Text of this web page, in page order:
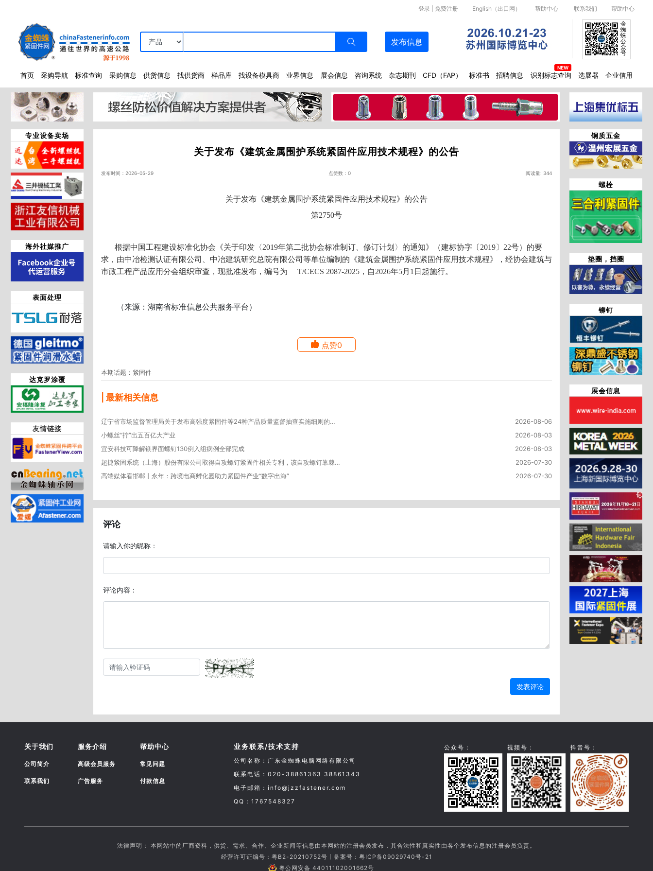
English（出口网） 帮助中心 联系我们 帮助中心
登录 免费注册
发布信息
首页 采购导航 标准查询 采购信息 供货信息 找供货商 样品库 找设备模具商 业界信息 展会信息 咨询系统 杂志期刊 CFD（FAP） 标准书 招聘信息 识别标志查询 选展器 企业信用
金
蜘
蛛
公
众
号
专业设备卖场
海外社媒推广
表面处理
达克罗涂覆
友情链接
铜质五金
螺栓
垫圈，挡圈
铆钉
展会信息
关于发布《建筑金属围护系统紧固件应用技术规程》的公告
发布时间：2026-05-29 点赞数：0 阅读量: 344
关于发布《建筑金属围护系统紧固件应用技术规程》的公告
第2750号
根据中国工程建设标准化协会《关于印发〈2019年第二批协会标准制订、修订计划〉的通知》（建标协字〔2019〕22号）的要
求，由中冶检测认证有限公司、中冶建筑研究总院有限公司等单位编制的《建筑金属围护系统紧固件应用技术规程》，经协会建筑与
市政工程产品应用分会组织审查，现批准发布，编号为 T/CECS 2087-2025，自2026年5月1日起施行。
（来源：湖南省标准信息公共服务平台）
点赞0
本期话题：紧固件
| 最新相关信息
辽宁省市场监督管理局关于发布高强度紧固件等24种产品质量监督抽查实施细则的通告
2026-08-06
小螺丝“拧”出五百亿大产业
2026-08-03
宜安科技可降解镁界面螺钉130例入组病例全部完成
2026-08-03
超捷紧固系统（上海）股份有限公司取得自攻螺钉紧固件相关专利，该自攻螺钉靠棘齿提升防松防脱安全性
2026-07-30
高端媒体看邯郸丨永年：跨境电商孵化园助力紧固件产业“数字出海”
2026-07-30
评论
请输入你的昵称：
评论内容：
发表评论
关于我们
公司简介
联系我们
服务介绍
高级会员服务
广告服务
帮助中心
常见问题
付款信息
业务联系/技术支持
公司名称：广东金蜘蛛电脑网络有限公司
联系电话：020-38861363 38861343
电子邮箱：info@jzzfastener.com
QQ：1767548327
公众号： 视频号： 抖音号：
法律声明： 本网站中的厂商资料，供货、需求、合作、企业新闻等信息由本网站的注册会员发布，其合法性和真实性由各个发布信息的注册会员负责。
经营许可证编号：粤B2-20210752号丨备案号： 粤ICP备09029740号-21
粤公网安备 44011102001662号